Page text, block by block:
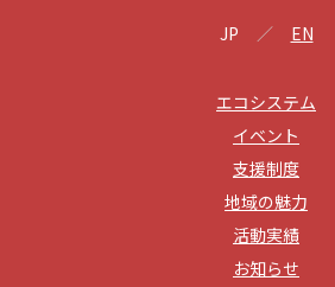
JP EN
エコシステム
イベント
支援制度
地域の魅力
活動実績
お知らせ